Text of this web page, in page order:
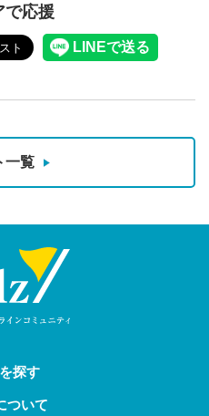
で応援
一覧
探す
ついて